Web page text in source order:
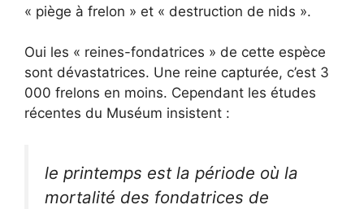
« piège à frelon » et « destruction de nids ».
Oui les « reines-fondatrices » de cette espèce
sont dévastatrices. Une reine capturée, c’est 3
000 frelons en moins. Cependant les études
récentes du Muséum insistent :
le printemps est la période où la
mortalité des fondatrices de